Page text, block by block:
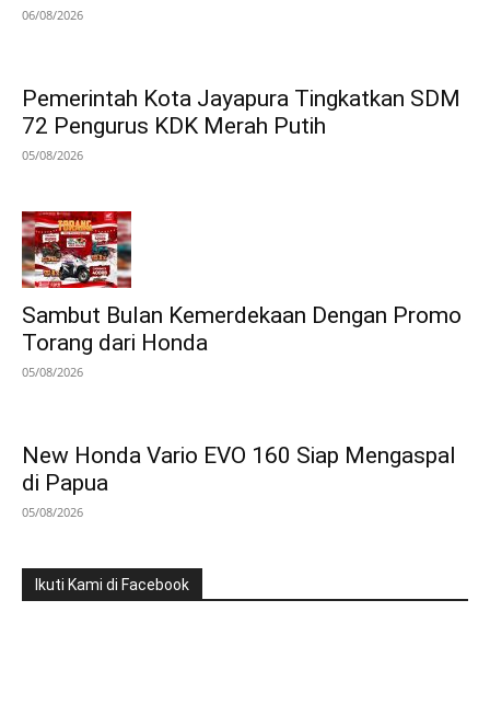
06/08/2026
Pemerintah Kota Jayapura Tingkatkan SDM
72 Pengurus KDK Merah Putih
05/08/2026
Sambut Bulan Kemerdekaan Dengan Promo
Torang dari Honda
05/08/2026
New Honda Vario EVO 160 Siap Mengaspal
di Papua
05/08/2026
Ikuti Kami di Facebook